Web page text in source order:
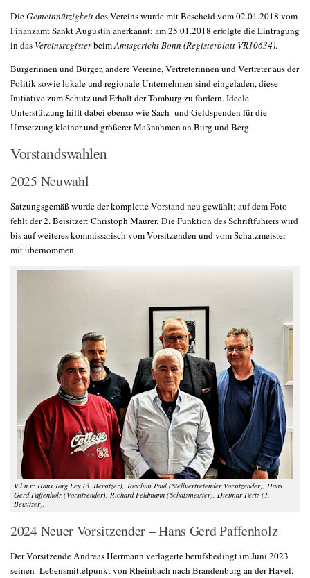
DieGemeinnützigkeitdes Vereins wurde mit Bescheid vom 02.01.2018 vom
Finanzamt Sankt Augustin anerkannt; am 25.01.2018 erfolgte die Eintragung
in das VereinsregisterbeimAmtsgericht Bonn (Registerblatt VR10634).
Bürgerinnen und Bürger, andere Vereine, Vertreterinnen und Vertreter aus der
Politik sowie lokale und regionale Unternehmen sind eingeladen, diese
Initiative zum Schutz und Erhalt der Tomburg zu fördern. Ideele
Unterstützung hilft dabei ebenso wie Sach- und Geldspenden für die
Umsetzung kleiner und größerer Maßnahmen an Burg und Berg.
Vorstandswahlen
2025 Neuwahl
Satzungsgemäß wurde der komplette Vorstand neu gewählt; auf dem Foto
fehlt der 2. Beisitzer: Christoph Maurer. Die Funktion des Schriftführers wird
bis auf weiteres kommissarisch vom Vorsitzenden und vom Schatzmeister
mit übernommen.
V.l.n.r: Hans Jörg Ley (3. Beisitzer), Joachim Paul (Stellvertretender Vorsitzender), Hans
Gerd Paffenholz (Vorsitzender), Richard Feldmann (Schatzmeister), Dietmar Pertz (1.
Beisitzer).
2024 Neuer Vorsitzender – Hans Gerd Paffenholz
Der Vorsitzende Andreas Herrmann verlagerte berufsbedingt im Juni 2023
seinen Lebensmittelpunkt von Rheinbach nach Brandenburg an der Havel.